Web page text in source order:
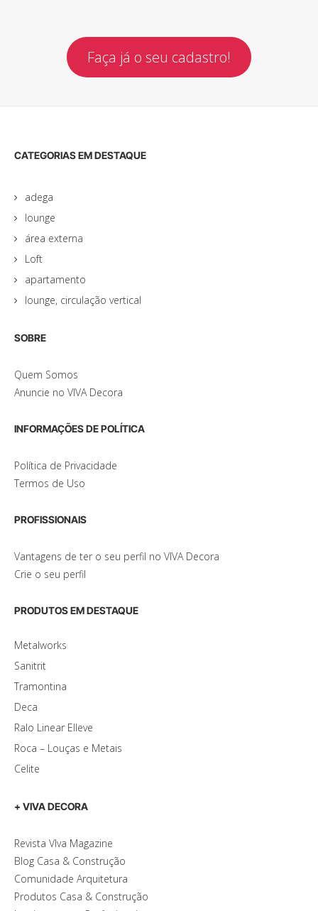
Faça já o seu cadastro!
CATEGORIAS EM DESTAQUE
adega
lounge
área externa
Loft
apartamento
lounge, circulação vertical
SOBRE
Quem Somos
Anuncie no VIVA Decora
INFORMAÇÕES DE POLÍTICA
Política de Privacidade
Termos de Uso
PROFISSIONAIS
Vantagens de ter o seu perfil no VIVA Decora
Crie o seu perfil
PRODUTOS EM DESTAQUE
Metalworks
Sanitrit
Tramontina
Deca
Ralo Linear Elleve
Roca – Louças e Metais
Celite
+ VIVA DECORA
Revista VIva Magazine
Blog Casa & Construção
Comunidade Arquitetura
Produtos Casa & Construção